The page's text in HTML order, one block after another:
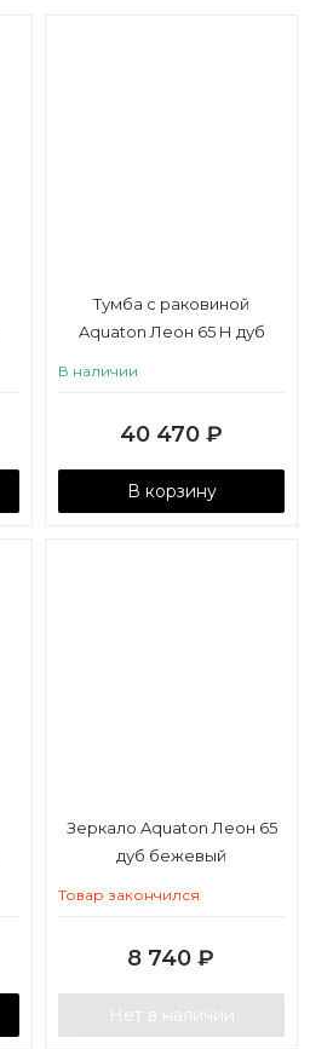
Тумба с раковиной
Aquaton Леон 65 Н дуб
В наличии
40 470 ₽
В корзину
Зеркало Aquaton Леон 65
дуб бежевый
Товар закончился
8 740 ₽
Нет в наличии